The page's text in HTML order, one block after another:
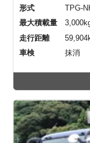
形式
TPG-
最大積載量
走行距離
車検
抹消